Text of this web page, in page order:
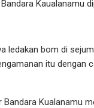
Kaualanamu
ledakan bom di
itu dengan
Kualanamu